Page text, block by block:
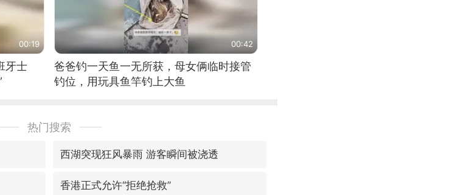
00:19
牙士
00:42
爸爸钓一天鱼一无所获，母女俩临时接管
钓位，用玩具鱼竿钓上大鱼
热门搜索
西湖突现狂风暴雨 游客瞬间被浇透
香港正式允许“拒绝抢救”